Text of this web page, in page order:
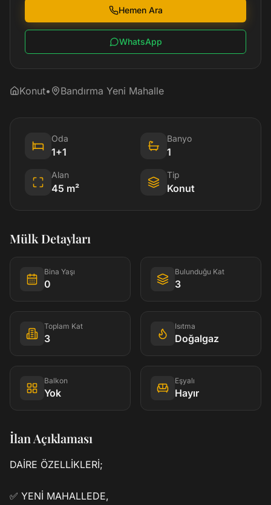
Hemen Ara
WhatsApp
Konut• Bandırma Yeni Mahalle
Oda
1+1
Banyo
1
Alan
45 m²
Tip
Konut
Mülk Detayları
Bina Yaşı
0
Bulunduğu Kat
3
Toplam Kat
3
Isıtma
Doğalgaz
Balkon
Yok
Eşyalı
Hayır
İlan Açıklaması
DAİRE ÖZELLİKLERİ;
✅ YENİ MAHALLEDE,